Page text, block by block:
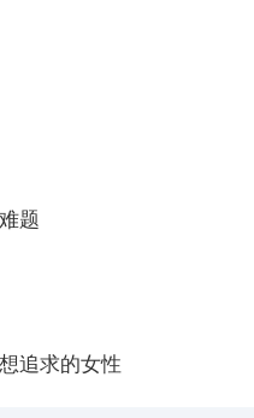
题
追求的女性